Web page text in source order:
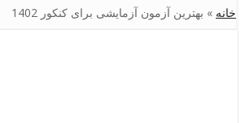
خانه » بهترین آزمون آزمایشی برای کنکور 1402